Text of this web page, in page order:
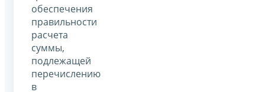
обеспечения
правильности
расчета
суммы,
подлежащей
перечислению
в